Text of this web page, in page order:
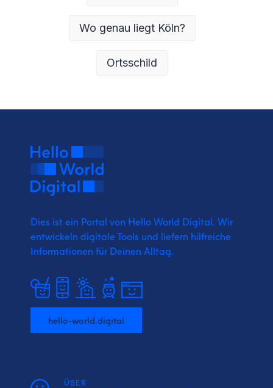
Wo genau liegt Köln?
Ortsschild
Dies ist ein Portal von Hello World Digital. Wir
entwickeln digitale Tools und liefern hilfreiche
Informationen für Deinen Alltag.
hello-world.digital
ÜBER